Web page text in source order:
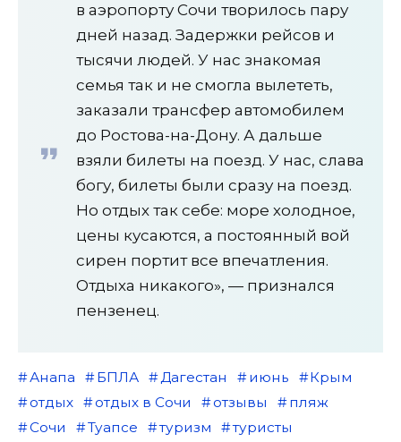
в аэропорту Сочи творилось пару
дней назад. Задержки рейсов и
тысячи людей. У нас знакомая
семья так и не смогла вылететь,
заказали трансфер автомобилем
до Ростова-на-Дону. А дальше
взяли билеты на поезд. У нас, слава
богу, билеты были сразу на поезд.
Но отдых так себе: море холодное,
цены кусаются, а постоянный вой
сирен портит все впечатления.
Отдыха никакого», — признался
пензенец.
Анапа БПЛА Дагестан июнь
Крым
отдых
отдых в Сочи отзывы
пляж
Сочи
Туапсе туризм
туристы